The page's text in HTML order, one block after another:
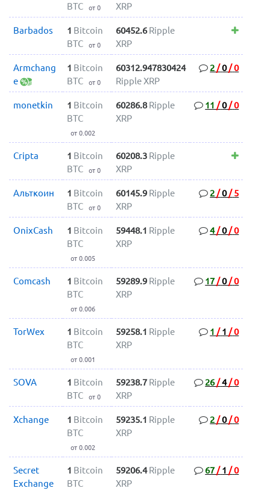
BTC
от 0
XRP
Barbados 1 Bitcoin
BTC
от 0
60452.6 Ripple
XRP
Armchang
e
1 Bitcoin
BTC
от 0
60312.947830424
Ripple XRP
2 /0/0
monetkin 1 Bitcoin
BTC
от 0.002
60286.8 Ripple
XRP
11 /0/0
Cripta 1 Bitcoin
BTC
от 0
60208.3 Ripple
XRP
Альткоин 1 Bitcoin
BTC
от 0
60145.9 Ripple
XRP
2 /0/ 5
OnixCash 1 Bitcoin
BTC
от 0.005
59448.1 Ripple
XRP
4/0/0
Comcash 1 Bitcoin
BTC
от 0.006
59289.9 Ripple
XRP
17/0/0
TorWex 1 Bitcoin
BTC
от 0.001
59258.1 Ripple
XRP
1 / 1 /0
SOVA 1 Bitcoin
BTC
от 0
59238.7 Ripple
XRP
26/4/0
Xchange 1 Bitcoin
BTC
от 0.002
59235.1 Ripple
XRP
2 /0/0
Secret
Exchange
1 Bitcoin
BTC
59206.4 Ripple
XRP
67/ 1 /0